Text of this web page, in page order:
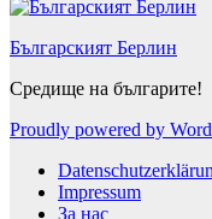
Българският Берлин
Средище на българите!
Proudly powered by
Impressum
За нас